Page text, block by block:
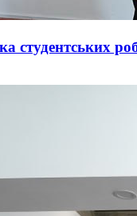
студентських